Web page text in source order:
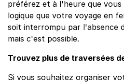
préférez et à l'heure que vous
logique que votre voyage en
soit interrompu par l'absence
mais c'est possible.
Trouvez plus de traversées
Si vous souhaitez organiser